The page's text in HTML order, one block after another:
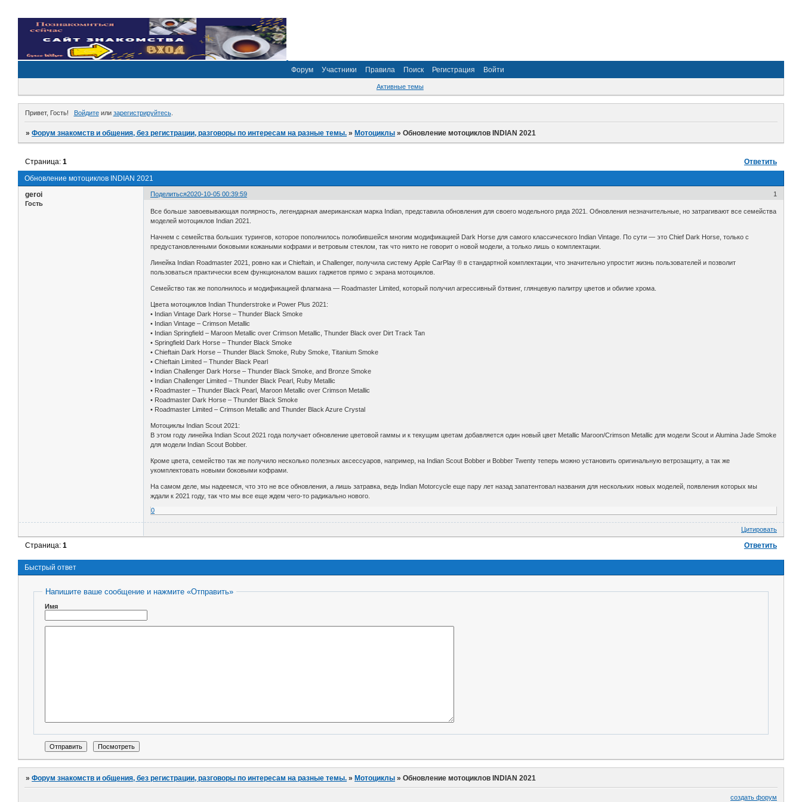
Форум Участники Правила Поиск Регистрация Войти
Активные темы
Привет, Гость! Войдитеили зарегистрируйтесь.
»Форум знакомств и общения, без регистрации, разговоры по интересам на разные темы. »Мотоциклы »Обновление мотоциклов INDIAN 2021
Обновление мотоциклов INDIAN 2021
Страница:1 Ответить
Поделиться 1
2020-10-05 00:39:59
geroi
Гость
Все больше завоевывающая полярность, легендарная американская марка Indian, представила обновления для своего модельного ряда 2021. Обновления незначительные, но затрагивают все семейства
моделей мотоциклов Indian 2021.
Начнем с семейства больших турингов, которое пополнилось полюбившейся многим модификацией Dark Horse для самого классического Indian Vintage. По сути — это Chief Dark Horse, только с
предустановленными боковыми кожаными кофрами и ветровым стеклом, так что никто не говорит о новой модели, а только лишь о комплектации.
Линейка Indian Roadmaster 2021, ровно как и Chieftain, и Challenger, получила систему Apple CarPlay ® в стандартной комплектации, что значительно упростит жизнь пользователей и позволит
пользоваться практически всем функционалом ваших гаджетов прямо с экрана мотоциклов.
Семейство так же пополнилось и модификацией флагмана — Roadmaster Limited, который получил агрессивный бэтвинг, глянцевую палитру цветов и обилие хрома.
Цвета мотоциклов Indian Thunderstroke и Power Plus 2021:
• Indian Vintage Dark Horse – Thunder Black Smoke
• Indian Vintage – Crimson Metallic
• Indian Springfield – Maroon Metallic over Crimson Metallic, Thunder Black over Dirt Track Tan
• Springfield Dark Horse – Thunder Black Smoke
• Chieftain Dark Horse – Thunder Black Smoke, Ruby Smoke, Titanium Smoke
• Chieftain Limited – Thunder Black Pearl
• Indian Challenger Dark Horse – Thunder Black Smoke, and Bronze Smoke
• Indian Challenger Limited – Thunder Black Pearl, Ruby Metallic
• Roadmaster – Thunder Black Pearl, Maroon Metallic over Crimson Metallic
• Roadmaster Dark Horse – Thunder Black Smoke
• Roadmaster Limited – Crimson Metallic and Thunder Black Azure Crystal
Мотоциклы Indian Scout 2021:
В этом году линейка Indian Scout 2021 года получает обновление цветовой гаммы и к текущим цветам добавляется один новый цвет Metallic Maroon/Crimson Metallic для модели Scout и Alumina Jade Smoke
для модели Indian Scout Bobber.
Кроме цвета, семейство так же получило несколько полезных аксессуаров, например, на Indian Scout Bobber и Bobber Twenty теперь можно установить оригинальную ветрозащиту, а так же
укомплектовать новыми боковыми кофрами.
На самом деле, мы надеемся, что это не все обновления, а лишь затравка, ведь Indian Motorcycle еще пару лет назад запатентовал названия для нескольких новых моделей, появления которых мы
ждали к 2021 году, так что мы все еще ждем чего-то радикально нового.
0
Цитировать
Ответить
Страница:1
Быстрый ответ
Напишите ваше сообщение и нажмите «Отправить»
Имя
»Форум знакомств и общения, без регистрации, разговоры по интересам на разные темы. » Мотоциклы »Обновление мотоциклов INDIAN 2021
создать форум